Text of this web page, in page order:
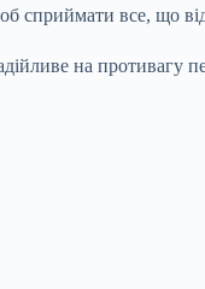
сприймати все, що
на противагу